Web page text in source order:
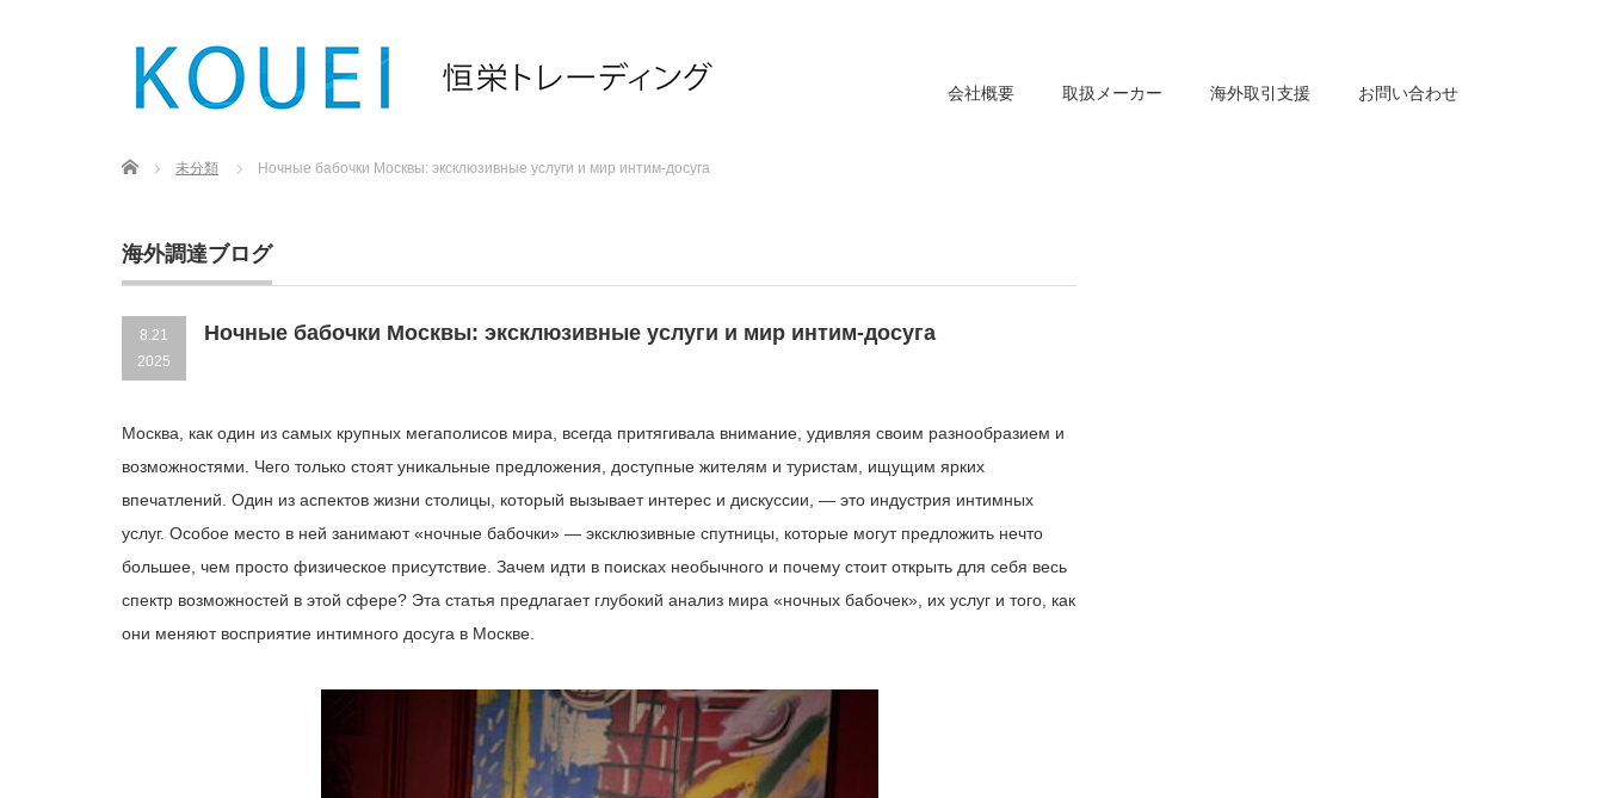
会社概要 取扱メーカー 海外取引支援 お問い合わせ
Home 未分類 Ночные бабочки Москвы: эксклюзивные услуги и мир интим-досуга
海外調達ブログ
8.21
2025
Ночные бабочки Москвы: эксклюзивные услуги и мир интим-досуга
Москва, как один из самых крупных мегаполисов мира, всегда притягивала внимание, удивляя своим разнообразием и
возможностями. Чего только стоят уникальные предложения, доступные жителям и туристам, ищущим ярких
впечатлений. Один из аспектов жизни столицы, который вызывает интерес и дискуссии, — это индустрия интимных
услуг. Особое место в ней занимают «ночные бабочки» — эксклюзивные спутницы, которые могут предложить нечто
большее, чем просто физическое присутствие. Зачем идти в поисках необычного и почему стоит открыть для себя весь
спектр возможностей в этой сфере? Эта статья предлагает глубокий анализ мира «ночных бабочек», их услуг и того, как
они меняют восприятие интимного досуга в Москве.